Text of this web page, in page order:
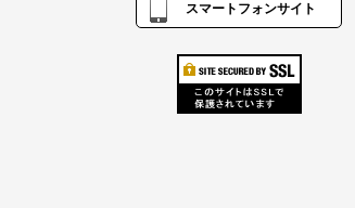
スマートフォンサイト